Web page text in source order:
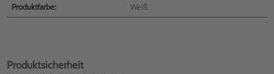
Produktfarbe: Weiß
Produktsicherheit